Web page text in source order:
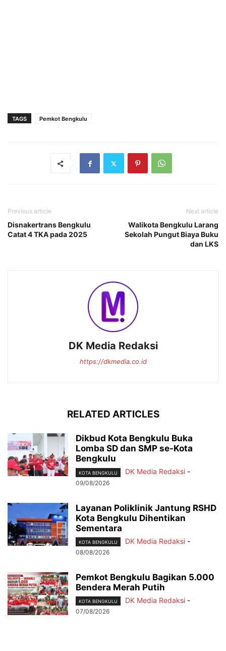
TAGS Pemkot Bengkulu
Previous article
Disnakertrans Bengkulu
Catat 4 TKA pada 2025
Next article
Walikota Bengkulu Larang
Sekolah Pungut Biaya Buku
dan LKS
DK Media Redaksi
https://dkmedia.co.id
RELATED ARTICLES
Dikbud Kota Bengkulu Buka
Lomba SD dan SMP se-Kota
Bengkulu
KOTA BENGKULU DK Media Redaksi -
09/08/2026
Layanan Poliklinik Jantung RSHD
Kota Bengkulu Dihentikan
Sementara
KOTA BENGKULU DK Media Redaksi -
08/08/2026
Pemkot Bengkulu Bagikan 5.000
Bendera Merah Putih
KOTA BENGKULU DK Media Redaksi -
07/08/2026